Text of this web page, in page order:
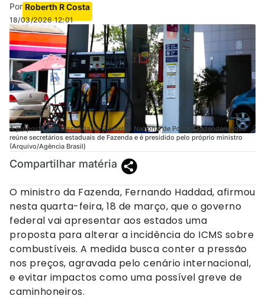
Por Roberth R Costa
18/03/2026 12:01
A proposta será discutida no Conselho Nacional de Política Fazendária, que
reúne secretários estaduais de Fazenda e é presidido pelo próprio ministro
(Arquivo/Agência Brasil)
Compartilhar matéria
O ministro da Fazenda, Fernando Haddad, afirmou
nesta quarta-feira, 18 de março, que o governo
federal vai apresentar aos estados uma
proposta para alterar a incidência do ICMS sobre
combustíveis. A medida busca conter a pressão
nos preços, agravada pelo cenário internacional,
e evitar impactos como uma possível greve de
caminhoneiros.